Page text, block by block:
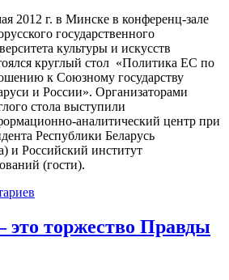
2012 г. в Минске в конференц-зале
государственного
культуры и искусств
круглый стол «Политика ЕС по
к Союзному государству
и России». Организаторами
стола выступили
аналитический центр при
Республики Беларусь
и Российский институт
(гости).
торжество Правды